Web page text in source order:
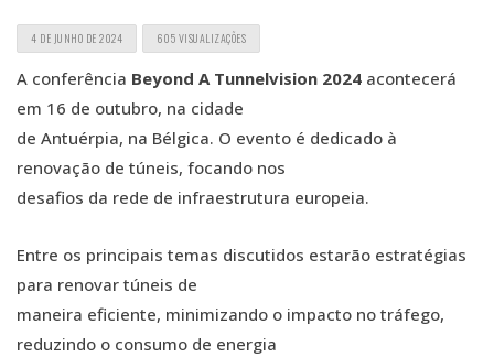
4 DE JUNHO DE 2024 605 VISUALIZAÇÕES
A conferência Beyond A Tunnelvision 2024 acontecerá
em 16 de outubro, na cidade
de Antuérpia, na Bélgica. O evento é dedicado à
renovação de túneis, focando nos
desafios da rede de infraestrutura europeia.
Entre os principais temas discutidos estarão estratégias
para renovar túneis de
maneira eficiente, minimizando o impacto no tráfego,
reduzindo o consumo de energia